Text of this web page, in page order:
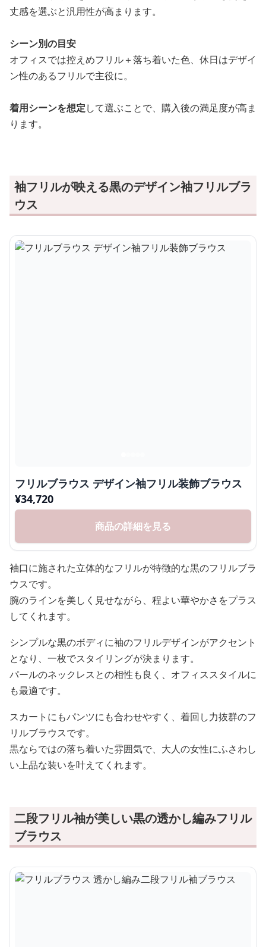
丈感を選ぶと汎用性が高まります。
シーン別の目安
オフィスでは控えめフリル＋落ち着いた色、休日はデザイ
ン性のあるフリルで主役に。
着用シーンを想定して選ぶことで、購入後の満足度が高ま
ります。
袖フリルが映える黒のデザイン袖フリルブラ
ウス
フリルブラウス デザイン袖フリル装飾ブラウス
¥34,720
商品の詳細を見る
袖口に施された立体的なフリルが特徴的な黒のフリルブラ
ウスです。
腕のラインを美しく見せながら、程よい華やかさをプラス
してくれます。
シンプルな黒のボディに袖のフリルデザインがアクセント
となり、一枚でスタイリングが決まります。
パールのネックレスとの相性も良く、オフィススタイルに
も最適です。
スカートにもパンツにも合わせやすく、着回し力抜群のフ
リルブラウスです。
黒ならではの落ち着いた雰囲気で、大人の女性にふさわし
い上品な装いを叶えてくれます。
二段フリル袖が美しい黒の透かし編みフリル
ブラウス